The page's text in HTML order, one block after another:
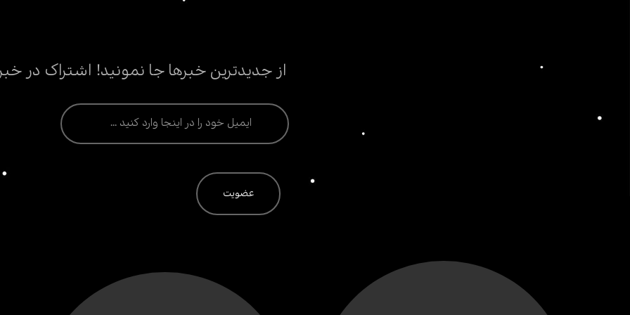
از جدیدترین خبرها جا نمونید! اشتراک در